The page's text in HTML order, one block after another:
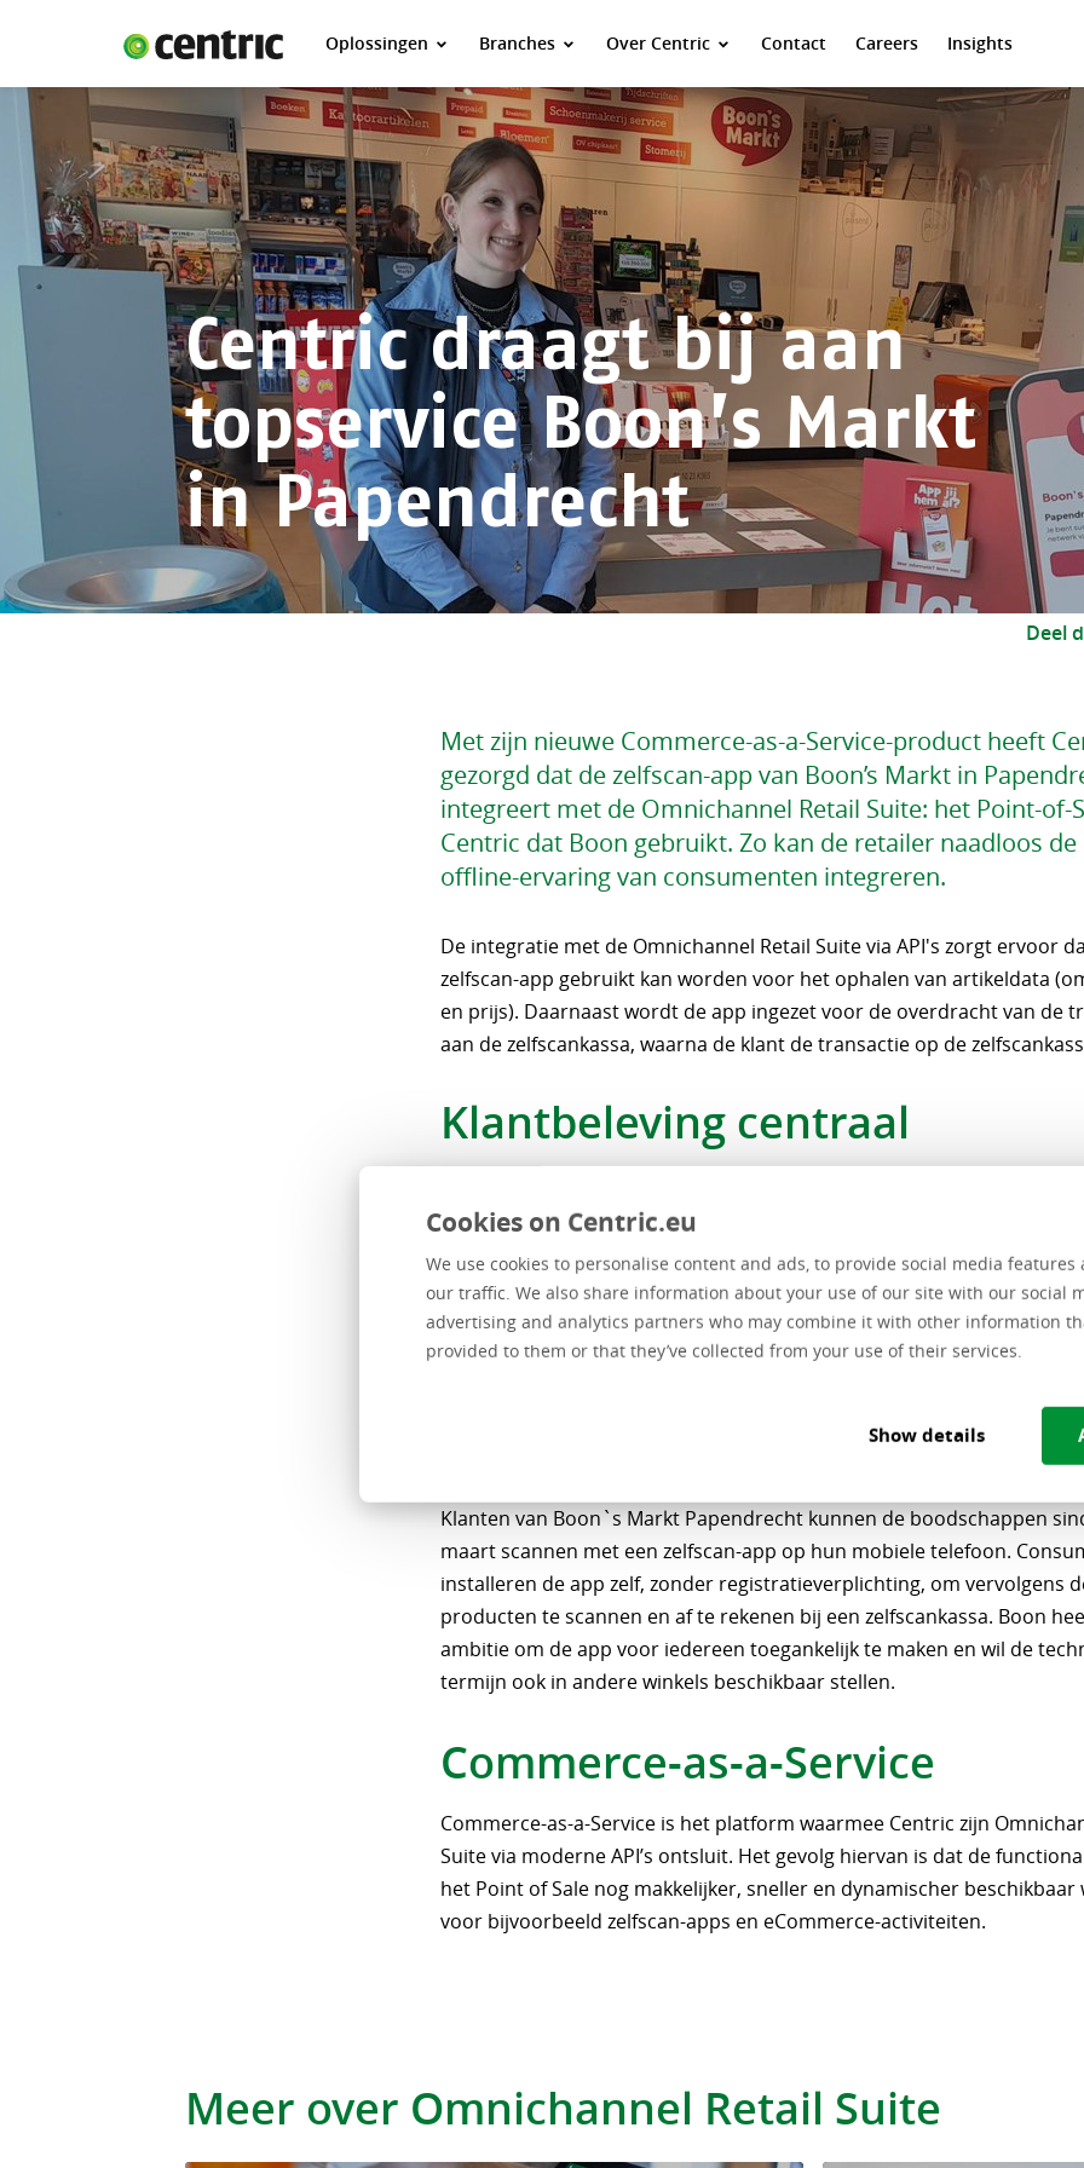
Cookies on Centric.eu
We use cookies to personalise content and ads, to provide social media features
our traffic. We also share information about your use of our site with our social
advertising and analytics partners who may combine it with other information
provided to them or that they’ve collected from your use of their services.
Show details
Oplossingen Branches Over Centric Contact Careers
Insights
Oplossingen
Branches
Over Centric
Contact
Careers
Insights
Centric draagt bij aan
topservice Boon’s Markt
in Papendrecht
Deel
Met zijn nieuwe Commerce-as-a-Service-product heeft
gezorgd dat de zelfscan-app van Boon’s Markt in
integreert met de Omnichannel Retail Suite: het Point-of-
Centric dat Boon gebruikt. Zo kan de retailer naadloos de
offline-ervaring van consumenten integreren.
De integratie met de Omnichannel Retail Suite via API's zorgt ervoor
zelfscan-app gebruikt kan worden voor het ophalen van artikeldata
en prijs). Daarnaast wordt de app ingezet voor de overdracht van de
aan de zelfscankassa, waarna de klant de transactie op de
Klantbeleving centraal
in sterke mate op klantbeleving. Mensen vinden het prima om een half
snel kunnen. Dan is het plezierig dat je een optie kunt kiezen die op
bij je past. Wij zijn ervan overtuigd dat de mobiele telefoon meer en
functie zal krijgen in alle processen rondom het informeren over
Klanten van Boon`s Markt Papendrecht kunnen de boodschappen
maart scannen met een zelfscan-app op hun mobiele telefoon.
installeren de app zelf, zonder registratieverplichting, om vervolgens
producten te scannen en af te rekenen bij een zelfscankassa. Boon
ambitie om de app voor iedereen toegankelijk te maken en wil de
termijn ook in andere winkels beschikbaar stellen.
Commerce-as-a-Service
Commerce-as-a-Service is het platform waarmee Centric zijn
Suite via moderne API’s ontsluit. Het gevolg hiervan is dat de
het Point of Sale nog makkelijker, sneller en dynamischer beschikbaar
voor bijvoorbeeld zelfscan-apps en eCommerce-activiteiten.
Meer over Omnichannel Retail Suite